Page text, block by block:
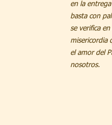
en la
basta con
se verifica
misericordia
el amor del
nosotros.